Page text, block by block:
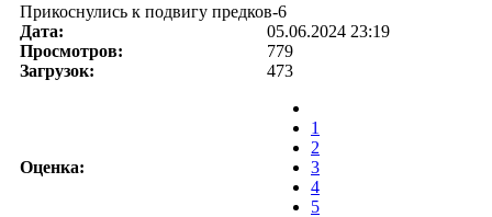
Прикоснулись к подвигу предков-6
Дата:
05.06.2024 23:19
Просмотров:
779
Загрузок:
473
Оценка:
1
2
3
4
5